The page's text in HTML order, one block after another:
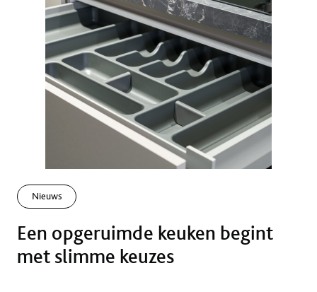
Nieuws
Een opgeruimde keuken begint
met slimme keuzes